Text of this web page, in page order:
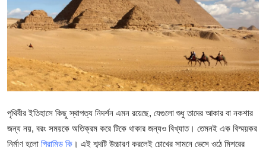
Submit Press Release
Guest Posting
Crypto
Advertise with US
Business
পৃথিবীর ইতিহাসে কিছু স্থাপত্য নিদর্শন এমন রয়েছে, যেগুলো শুধু তাদের আকার বা নকশার
জন্য নয়, বরং সময়কে অতিক্রম করে টিকে থাকার জন্যও বিখ্যাত। তেমনই এক বিস্ময়কর
নির্মাণ হলো পিরামিড কি । এই শব্দটি উচ্চারণ করলেই চোখের সামনে ভেসে ওঠে মিশরের